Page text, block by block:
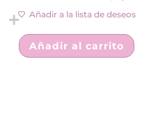
Añadir a la lista de deseos
Añadir al carrito